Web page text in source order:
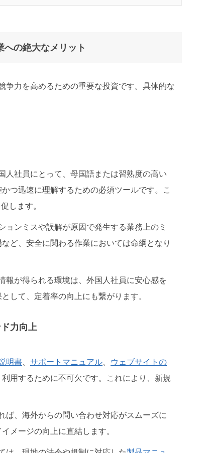
への絶大なメリット
争力を高めるための重要な投資です。具体的な
人社員にとって、母国語または習熟度の高い
つ迅速に理解するための必須ツールです。こ
します。
ョンミスや誤解が原因で発生する業務上のミ
ど、安全に関わる作業においては命綱となり
報が得られる環境は、外国人社員に安心感を
して、定着率の向上にも繋がります。
力向上
明書 サポートマニュアル
ウェブサイトの
用するために不可欠です。これにより、新規
ば、海外からの問い合わせ対応がスムーズに
メージの向上に直結します。